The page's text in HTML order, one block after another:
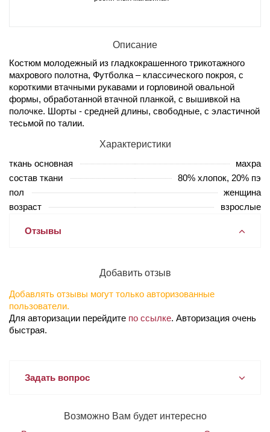
Описание
Костюм молодежный из гладкокрашенного трикотажного
махрового полотна, Футболка – классического покроя, с
короткими втачными рукавами и горловиной овальной
формы, обработанной втачной планкой, с вышивкой на
полочке. Шорты - средней длины, свободные, с эластичной
тесьмой по талии.
Характеристики
ткань основная
махра
состав ткани
80% хлопок, 20% пэ
пол
женщина
возраст
взрослые
Отзывы
Добавить отзыв
Добавлять отзывы могут только авторизованные
пользователи.
Для авторизации перейдите по ссылке. Авторизация очень
быстрая.
Задать вопрос
Возможно Вам будет интересно